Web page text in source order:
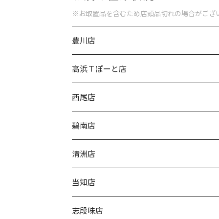
※お取置品を含むため店頭品切れの場合がござ
豊川店
高浜Ｔぽーと店
西尾店
碧南店
清洲店
当知店
志段味店